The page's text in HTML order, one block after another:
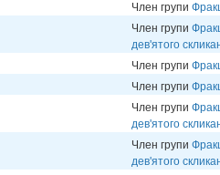
Член групи
Член групи
дев'ятого
Член групи
Член групи
Член групи
дев'ятого
Член групи
дев'ятого